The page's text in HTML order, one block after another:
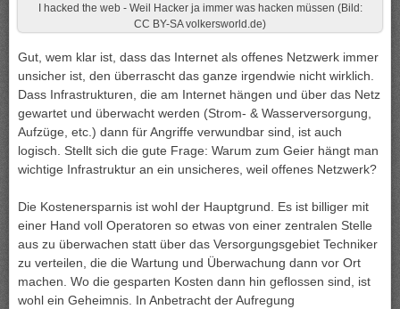
I hacked the web - Weil Hacker ja immer was hacken müssen (Bild:
CC BY-SA volkersworld.de)
Gut, wem klar ist, dass das Internet als offenes Netzwerk immer
unsicher ist, den überrascht das ganze irgendwie nicht wirklich.
Dass Infrastrukturen, die am Internet hängen und über das Netz
gewartet und überwacht werden (Strom- & Wasserversorgung,
Aufzüge, etc.) dann für Angriffe verwundbar sind, ist auch
logisch. Stellt sich die gute Frage: Warum zum Geier hängt man
wichtige Infrastruktur an ein unsicheres, weil offenes Netzwerk?
Die Kostenersparnis ist wohl der Hauptgrund. Es ist billiger mit
einer Hand voll Operatoren so etwas von einer zentralen Stelle
aus zu überwachen statt über das Versorgungsgebiet Techniker
zu verteilen, die die Wartung und Überwachung dann vor Ort
machen. Wo die gesparten Kosten dann hin geflossen sind, ist
wohl ein Geheimnis. In Anbetracht der Aufregung